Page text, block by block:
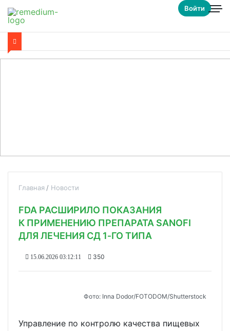
Войти
Главная Новости
FDA РАСШИРИЛО ПОКАЗАНИЯ
К ПРИМЕНЕНИЮ ПРЕПАРАТА SANOFI
ДЛЯ ЛЕЧЕНИЯ СД 1‑ГО ТИПА
15.06.2026 03:12:11 350
Фото: Inna Dodor/FOTODOM/Shutterstock
Управление по контролю качества пищевых